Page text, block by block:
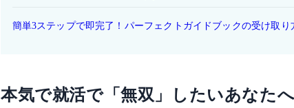
簡単3ステップで即完了！パーフェクトガイドブックの受け取り
本気で就活で「無双」したいあなた